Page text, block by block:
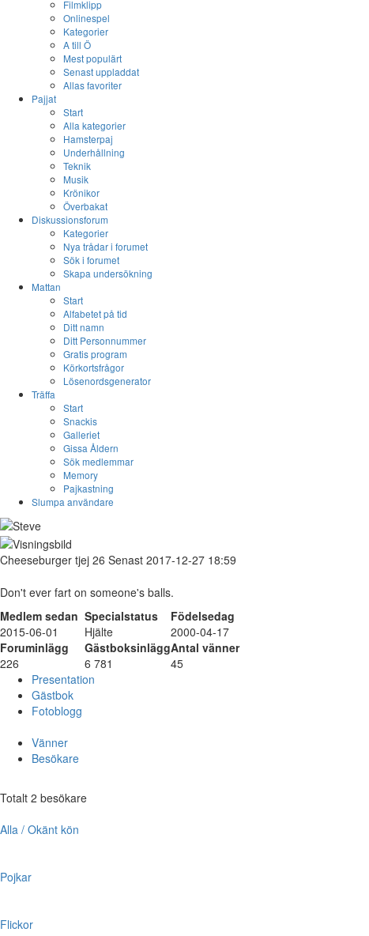
Filmklipp
Onlinespel
Kategorier
A till Ö
Mest populärt
Senast uppladdat
Allas favoriter
Pajjat
Start
Alla kategorier
Hamsterpaj
Underhållning
Teknik
Musik
Krönikor
Överbakat
Diskussionsforum
Kategorier
Nya trådar i forumet
Sök i forumet
Skapa undersökning
Mattan
Start
Alfabetet på tid
Ditt namn
Ditt Personnummer
Gratis program
Körkortsfrågor
Lösenordsgenerator
Träffa
Start
Snackis
Galleriet
Gissa Åldern
Sök medlemmar
Memory
Pajkastning
Slumpa användare
Cheeseburger tjej 26 Senast 2017-12-27 18:59
Don't ever fart on someone's balls.
Medlem sedan Specialstatus
Födelsedag
2015-06-01
Hjälte
2000-04-17
Foruminlägg
GästboksinläggAntal vänner
226
6 781
45
Presentation
Gästbok
Fotoblogg
Vänner
Besökare
Totalt 2 besökare
Alla / Okänt kön
Pojkar
Flickor